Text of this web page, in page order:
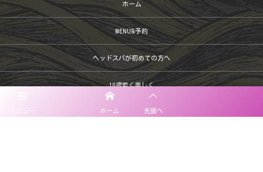
ホーム
MENU&予約
ヘッドスパが初めての方へ
10歳若く美しく
メニュー ホーム 先頭へ